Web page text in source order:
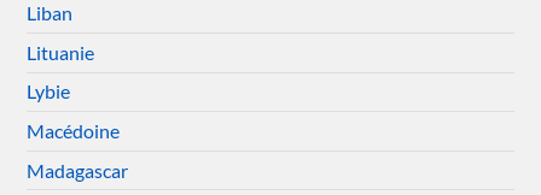
Liban
Lituanie
Lybie
Macédoine
Madagascar